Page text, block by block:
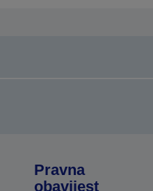
Pravna
obavijest